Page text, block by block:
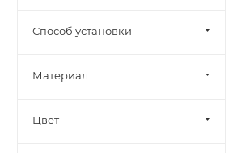
Способ установки
Материал
Цвет